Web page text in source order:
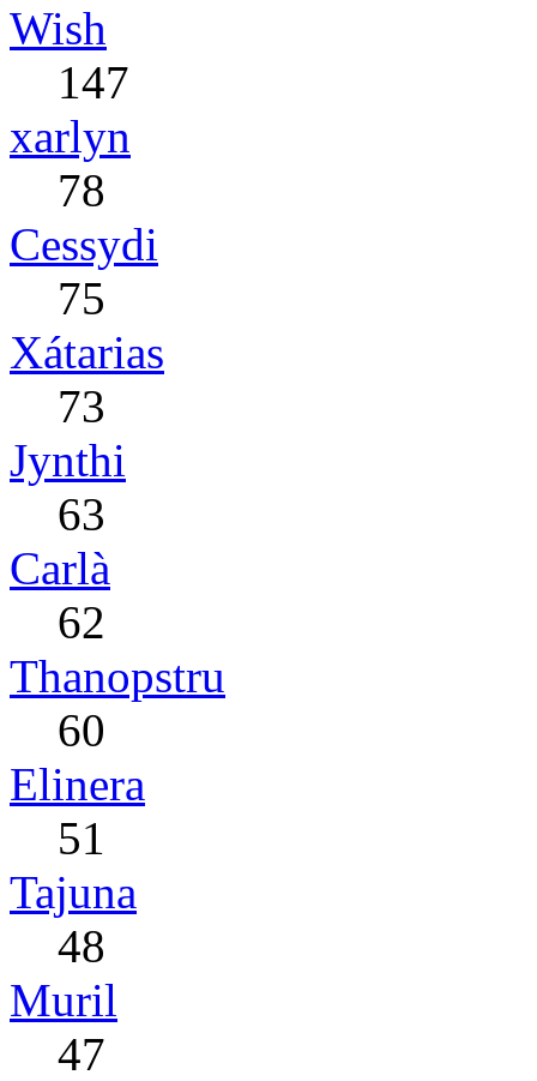
Wish
147
xarlyn
78
Cessydi
75
Xátarias
73
Jynthi
63
Carlà
62
Thanopstru
60
Elinera
51
Tajuna
48
Muril
47